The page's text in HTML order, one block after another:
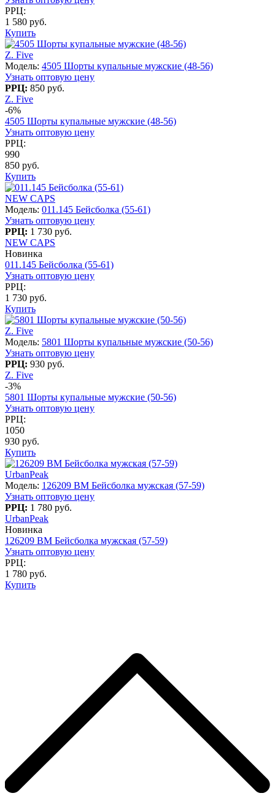
РРЦ:
1 580 руб.
Купить
Z. Five
Модель: 4505 Шорты купальные мужские (48-56)
Узнать оптовую цену
РРЦ: 850 руб.
Z. Five
-6%
4505 Шорты купальные мужские (48-56)
Узнать оптовую цену
РРЦ:
990
850 руб.
Купить
NEW CAPS
Модель: 011.145 Бейсболка (55-61)
Узнать оптовую цену
РРЦ: 1 730 руб.
NEW CAPS
Новинка
011.145 Бейсболка (55-61)
Узнать оптовую цену
РРЦ:
1 730 руб.
Купить
Z. Five
Модель: 5801 Шорты купальные мужские (50-56)
Узнать оптовую цену
РРЦ: 930 руб.
Z. Five
-3%
5801 Шорты купальные мужские (50-56)
Узнать оптовую цену
РРЦ:
1050
930 руб.
Купить
UrbanPeak
Модель: 126209 BM Бейсболка мужская (57-59)
Узнать оптовую цену
РРЦ: 1 780 руб.
UrbanPeak
Новинка
126209 BM Бейсболка мужская (57-59)
Узнать оптовую цену
РРЦ:
1 780 руб.
Купить